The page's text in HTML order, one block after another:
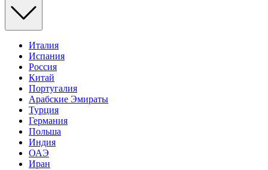
Италия
Испания
Россия
Китай
Португалия
Арабские Эмираты
Турция
Германия
Польша
Индия
ОАЭ
Иран